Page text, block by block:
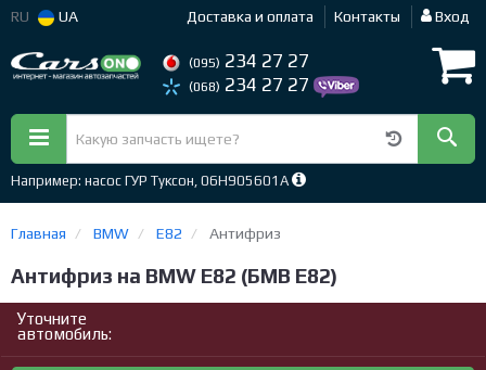
RU UA Доставка и оплата Контакты Вход
(095) 234 27 27
(068) 234 27 27
Например: насос ГУР Туксон, 06H905601A
Главная BMW E82 Антифриз
Антифриз на BMW E82 (БМВ Е82)
Уточните
автомобиль: